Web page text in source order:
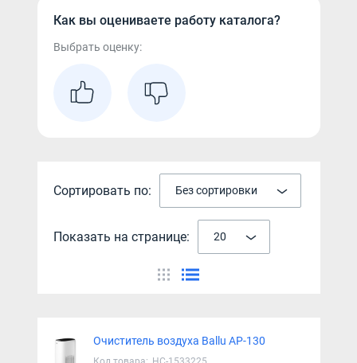
Как вы оцениваете работу каталога?
Выбрать оценку:
Сортировать по: Без сортировки
Показать на странице: 20
Очиститель воздуха Ballu AP-130